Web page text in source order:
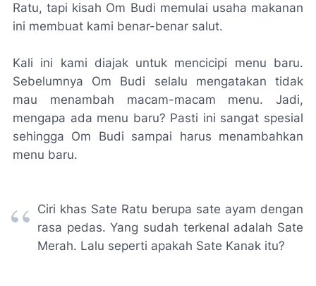
Ratu, tapi kisah Om Budi memulai usaha makanan
ini membuat kami benar-benar salut.
Kali ini kami diajak untuk mencicipi menu baru.
Sebelumnya Om Budi selalu mengatakan tidak
mau menambah macam-macam menu. Jadi,
mengapa ada menu baru? Pasti ini sangat spesial
sehingga Om Budi sampai harus menambahkan
menu baru.
Ciri khas Sate Ratu berupa sate ayam dengan
rasa pedas. Yang sudah terkenal adalah Sate
Merah. Lalu seperti apakah Sate Kanak itu?